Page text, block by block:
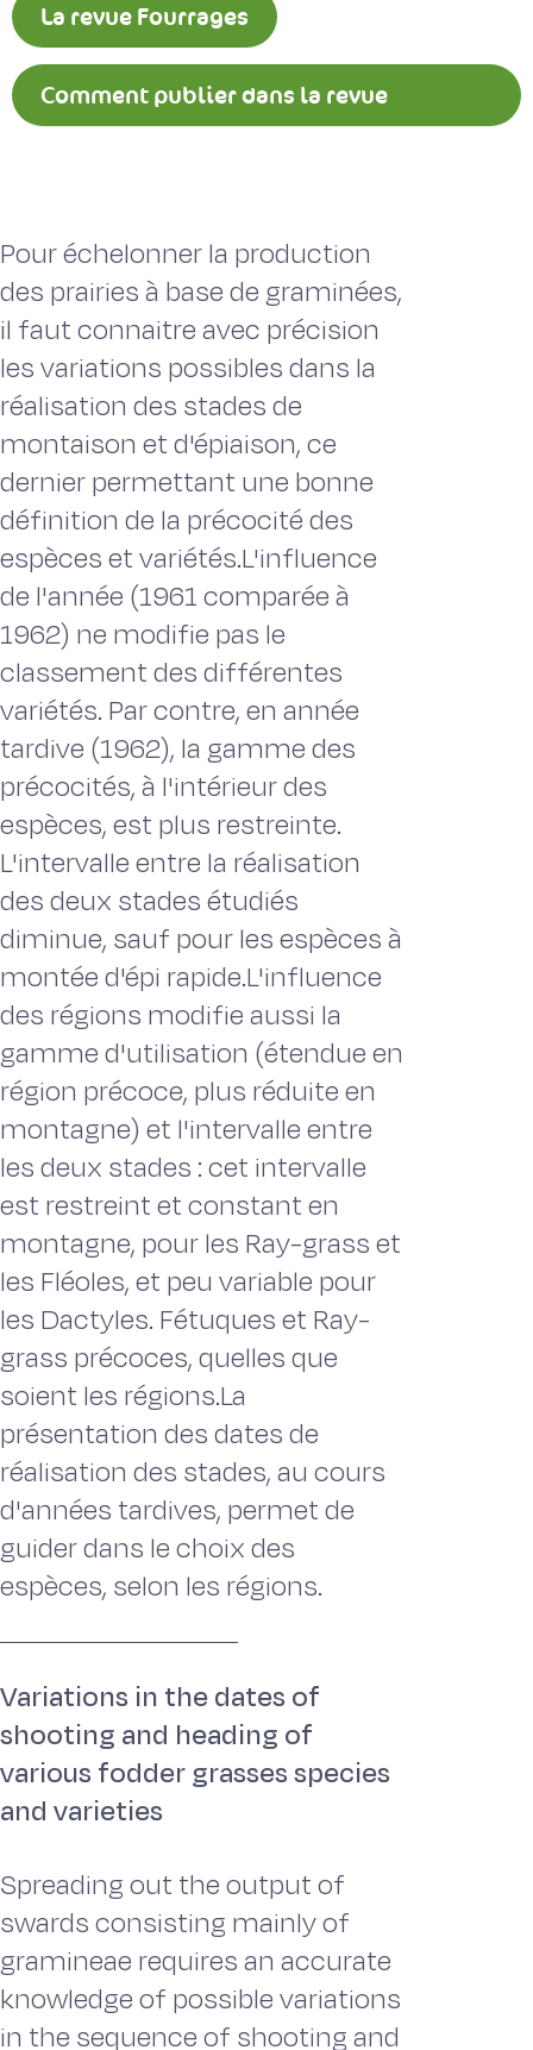
La revue Fourrages
Comment publier dans la revue
Pour échelonner la production
des prairies à base de graminées,
il faut connaitre avec précision
les variations possibles dans la
réalisation des stades de
montaison et d'épiaison, ce
dernier permettant une bonne
définition de la précocité des
espèces et variétés.L'influence
de l'année (1961 comparée à
1962) ne modifie pas le
classement des différentes
variétés. Par contre, en année
tardive (1962), la gamme des
précocités, à l'intérieur des
espèces, est plus restreinte.
L'intervalle entre la réalisation
des deux stades étudiés
diminue, sauf pour les espèces à
montée d'épi rapide.L'influence
des régions modifie aussi la
gamme d'utilisation (étendue en
région précoce, plus réduite en
montagne) et l'intervalle entre
les deux stades : cet intervalle
est restreint et constant en
montagne, pour les Ray-grass et
les Fléoles, et peu variable pour
les Dactyles. Fétuques et Ray-
grass précoces, quelles que
soient les régions.La
présentation des dates de
réalisation des stades, au cours
d'années tardives, permet de
guider dans le choix des
espèces, selon les régions.
Variations in the dates of
shooting and heading of
various fodder grasses species
and varieties
Spreading out the output of
swards consisting mainly of
gramineae requires an accurate
knowledge of possible variations
in the sequence of shooting and